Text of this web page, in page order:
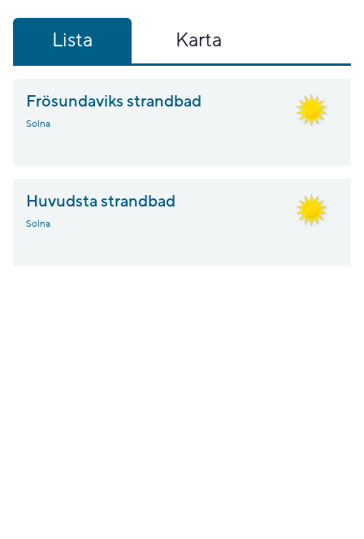
Lista Karta
Frösundaviks strandbad
Solna
Huvudsta strandbad
Solna